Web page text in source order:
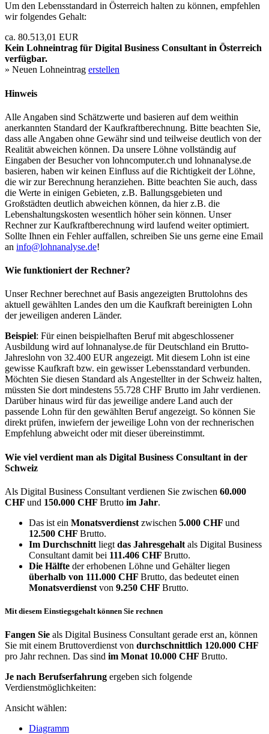
Um den Lebensstandard in Österreich halten zu können, empfehlen
wir folgendes Gehalt:
ca. 80.513,01 EUR
Kein Lohneintrag für Digital Business Consultantin Österreich
verfügbar.
» Neuen Lohneintrag erstellen
Hinweis
Alle Angaben sind Schätzwerte und basieren auf dem weithin
anerkannten Standard der Kaufkraftberechnung. Bitte beachten Sie,
dass alle Angaben ohne Gewähr sind und teilweise deutlich von der
Realität abweichen können. Da unsere Löhne vollständig auf
Eingaben der Besucher von lohncomputer.ch und lohnanalyse.de
basieren, haben wir keinen Einfluss auf die Richtigkeit der Löhne,
die wir zur Berechnung heranziehen. Bitte beachten Sie auch, dass
die Werte in einigen Gebieten, z.B. Ballungsgebieten und
Großstädten deutlich abweichen können, da hier z.B. die
Lebenshaltungskosten wesentlich höher sein können. Unser
Rechner zur Kaufkraftberechnung wird laufend weiter optimiert.
Sollte Ihnen ein Fehler auffallen, schreiben Sie uns gerne eine Email
an info@lohnanalyse.de!
Wie funktioniert der Rechner?
Unser Rechner berechnet auf Basis angezeigten Bruttolohns des
aktuell gewählten Landes den um die Kaufkraft bereinigten Lohn
der jeweiligen anderen Länder.
Beispiel: Für einen beispielhaften Beruf mit abgeschlossener
Ausbildung wird auf lohnanalyse.de für Deutschland ein Brutto-
Jahreslohn von 32.400 EUR angezeigt. Mit diesem Lohn ist eine
gewisse Kaufkraft bzw. ein gewisser Lebensstandard verbunden.
Möchten Sie diesen Standard als Angestellter in der Schweiz halten,
müssten Sie dort mindestens 55.728 CHF Brutto im Jahr verdienen.
Darüber hinaus wird für das jeweilige andere Land auch der
passende Lohn für den gewählten Beruf angezeigt. So können Sie
direkt prüfen, inwiefern der jeweilige Lohn von der rechnerischen
Empfehlung abweicht oder mit dieser übereinstimmt.
Wie viel verdient man als Digital Business Consultant in der
Schweiz
Als Digital Business Consultant verdienen Sie zwischen 60.000
CHF und 150.000 CHF Brutto im Jahr.
Das ist ein Monatsverdienst zwischen 5.000 CHF und
12.500 CHF Brutto.
Im Durchschnitt liegt das Jahresgehalt als Digital Business
Consultant damit bei 111.406 CHF Brutto.
Die Hälfte der erhobenen Löhne und Gehälter liegen
überhalb von 111.000 CHF Brutto, das bedeutet einen
Monatsverdienst von 9.250 CHF Brutto.
Mit diesem Einstiegsgehalt können Sie rechnen
Fangen Sie als Digital Business Consultant gerade erst an, können
Sie mit einem Bruttoverdienst von durchschnittlich 120.000 CHF
pro Jahr rechnen. Das sind im Monat 10.000 CHF Brutto.
Je nach Berufserfahrung ergeben sich folgende
Verdienstmöglichkeiten:
Ansicht wählen:
Diagramm